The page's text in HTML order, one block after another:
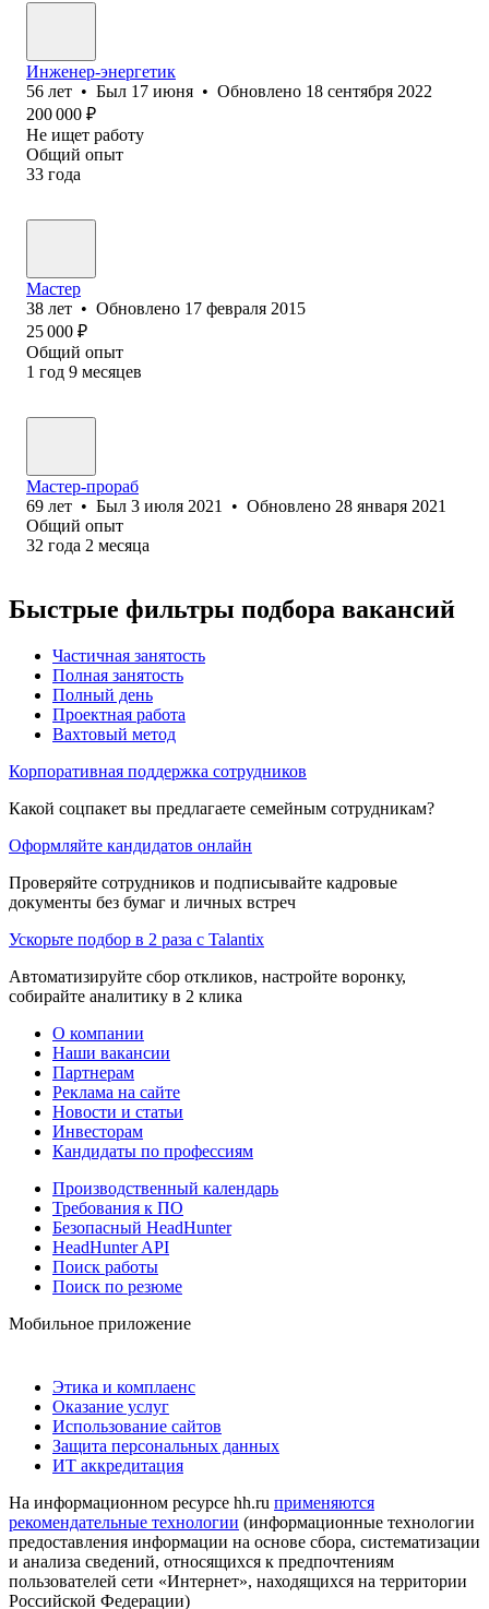
Инженер-энергетик
56 лет • Был 17 июня • Обновлено 18 сентября 2022
200 000 ₽
Не ищет работу
Общий опыт
33 года
Мастер
38 лет • Обновлено 17 февраля 2015
25 000 ₽
Общий опыт
1 год 9 месяцев
Мастер-прораб
69 лет • Был 3 июля 2021 • Обновлено 28 января 2021
Общий опыт
32 года 2 месяца
Быстрые фильтры подбора вакансий
Частичная занятость
Полная занятость
Полный день
Проектная работа
Вахтовый метод
Корпоративная поддержка сотрудников
Какой соцпакет вы предлагаете семейным сотрудникам?
Оформляйте кандидатов онлайн
Проверяйте сотрудников и подписывайте кадровые
документы без бумаг и личных встреч
Ускорьте подбор в 2 раза с Talantix
Автоматизируйте сбор откликов, настройте воронку,
собирайте аналитику в 2 клика
О компании
Наши вакансии
Партнерам
Реклама на сайте
Новости и статьи
Инвесторам
Кандидаты по профессиям
Производственный календарь
Требования к ПО
Безопасный HeadHunter
HeadHunter API
Поиск работы
Поиск по резюме
Мобильное приложение
Этика и комплаенс
Оказание услуг
Использование сайтов
Защита персональных данных
ИТ аккредитация
На информационном ресурсе hh.ru применяются
рекомендательные технологии (информационные технологии
предоставления информации на основе сбора, систематизации
и анализа сведений, относящихся к предпочтениям
пользователей сети «Интернет», находящихся на территории
Российской Федерации)